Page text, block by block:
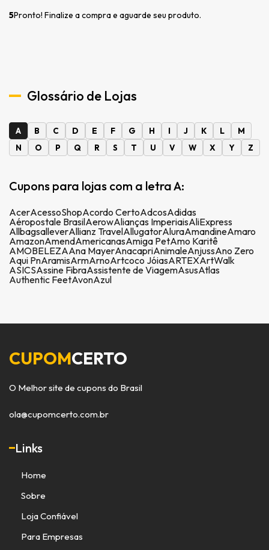
5Pronto! Finalize a compra e aguarde seu produto.
Glossário de Lojas
A B C D E F G H I J K L
M
N
O P Q R S T U V W X Y Z
Cupons para lojas com a letra A:
AcerAcessoShopAcordo CertoAdcosAdidas
Aéropostale BrasilAerowAlianças ImperiaisAliExpress
AllbagsalleverAllianz TravelAllugatorAluraAmandineAmaro
AmazonAmendAmericanasAmiga PetAmo Karitê
AMOBELEZAAna MayerAnacapriAnimaleAnjussAno Zero
Aqui PnAramisArmArnoArtcoco JóiasARTEXArtWalk
ASICSAssine FibraAssistente de ViagemAsusAtlas
Authentic FeetAvonAzul
CUPOMCERTO
O Melhor site de cupons do Brasil
ola@cupomcerto.com.br
Links
Home
Sobre
Loja Confiável
Para Empresas